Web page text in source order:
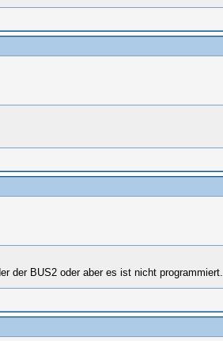
der BUS2 oder aber es ist nicht programmiert.